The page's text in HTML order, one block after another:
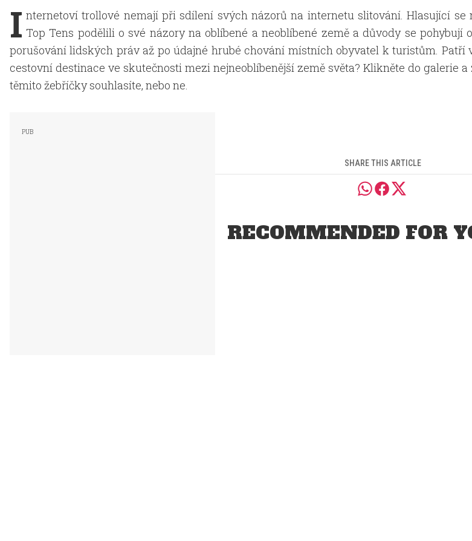
I nternetoví trollové nemají při sdílení svých názorů na internetu slitování. Hlasující se
Top Tens podělili o své názory na oblíbené a neoblíbené země a důvody se pohybují
porušování lidských práv až po údajné hrubé chování místních obyvatel k turistům. Patří
cestovní destinace ve skutečnosti mezi nejneoblíbenější země světa? Klikněte do galerie a
těmito žebříčky souhlasíte, nebo ne.
SHARE THIS ARTICLE
RECOMMENDED FOR